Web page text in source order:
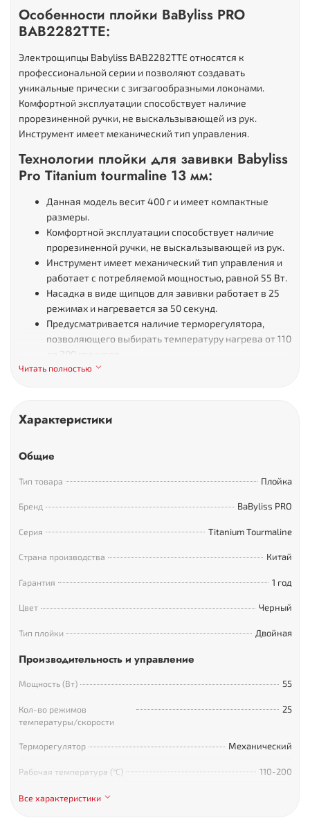
Особенности плойки BaByliss PRO
BAB2282TTE:
Электрощипцы Babyliss BAB2282TTE относятся к
профессиональной серии и позволяют создавать
уникальные прически с зигзагообразными локонами.
Комфортной эксплуатации способствует наличие
прорезиненной ручки, не выскальзывающей из рук.
Инструмент имеет механический тип управления.
Технологии плойки для завивки Babyliss
Pro Titanium tourmaline 13 мм:
Данная модель весит 400 г и имеет компактные
размеры.
Комфортной эксплуатации способствует наличие
прорезиненной ручки, не выскальзывающей из рук.
Инструмент имеет механический тип управления и
работает с потребляемой мощностью, равной 55 Вт.
Насадка в виде щипцов для завивки работает в 25
режимах и нагревается за 50 секунд.
Предусматривается наличие терморегулятора,
позволяющего выбирать температуру нагрева от 110
до 200 градусов.
Модель оснащена яркой индикацией и особым
Керамические щипцы дополнены турмалиновым
покрытием.
перегрева и функцией автоотключения.
Комплектация BaByliss PRO Titanium
tourmaline 13 мм BAB2282TTE:
Плойка.
Сопроводительная документация.
Читать полностью
Характеристики
Общие
Тип товара Плойка
Бренд BaByliss PRO
Серия Titanium Tourmaline
Страна производства Китай
Гарантия 1 год
Цвет Черный
Тип плойки Двойная
Производительность и управление
Мощность (Вт) 55
Кол-во режимов
температуры/скорости
25
Терморегулятор Механический
Рабочая температура (°С) 110-200
Индикация готовности к
Все характеристики